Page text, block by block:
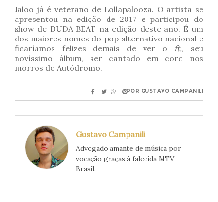
Jaloo já é veterano de Lollapalooza. O artista se
apresentou na edição de 2017 e participou do
show de DUDA BEAT na edição deste ano. É um
dos maiores nomes do pop alternativo nacional e
ficaríamos felizes demais de ver o ft., seu
novíssimo álbum, ser cantado em coro nos
morros do Autódromo.
POR GUSTAVO CAMPANILI
Gustavo Campanili
Advogado amante de música por
vocação graças à falecida MTV
Brasil.